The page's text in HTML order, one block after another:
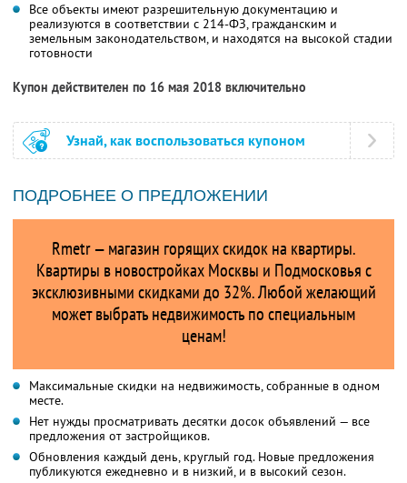
Все объекты имеют разрешительную документацию и
реализуются в соответствии с 214-ФЗ, гражданским и
земельным законодательством, и находятся на высокой стадии
готовности
Купон действителен по 16 мая 2018 включительно
Узнай, как воспользоваться купоном
ПОДРОБНЕЕ О ПРЕДЛОЖЕНИИ
Rmetr — магазин горящих скидок на квартиры.
Квартиры в новостройках Москвы и Подмосковья с
эксклюзивными скидками до 32%. Любой желающий
может выбрать недвижимость по специальным
ценам!
Максимальные скидки на недвижимость, собранные в одном
месте.
Нет нужды просматривать десятки досок объявлений — все
предложения от застройщиков.
Обновления каждый день, круглый год. Новые предложения
публикуются ежедневно и в низкий, и в высокий сезон.